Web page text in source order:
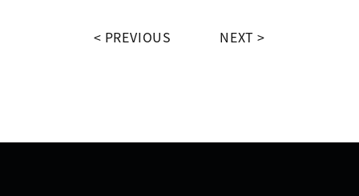
PREVIOUS NEXT